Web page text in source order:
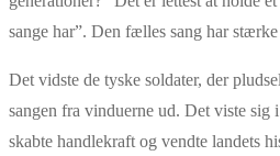
sange har”. Den fælles sang har
Det vidste de tyske soldater, der
sangen fra vinduerne ud. Det viste sig
skabte handlekraft og vendte landets